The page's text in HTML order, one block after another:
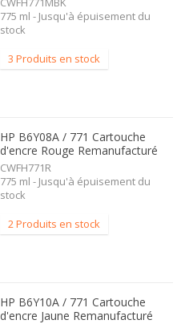
775 ml - Jusqu'à épuisement du
stock
3 Produits en stock
HP B6Y08A / 771 Cartouche
d'encre Rouge Remanufacturé
CWFH771R
775 ml - Jusqu'à épuisement du
stock
2 Produits en stock
HP B6Y10A / 771 Cartouche
d'encre Jaune Remanufacturé